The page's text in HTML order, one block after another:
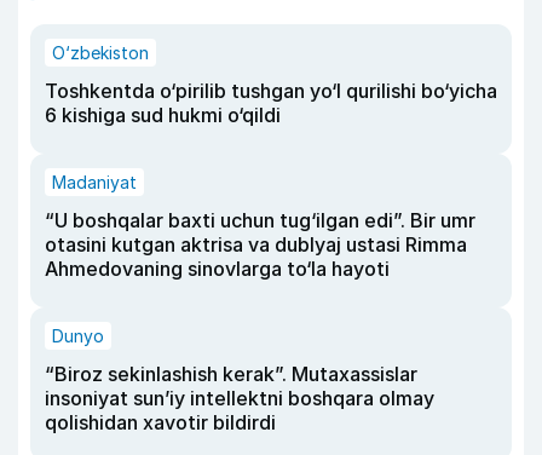
O‘zbekiston
Toshkentda o‘pirilib tushgan yo‘l qurilishi bo‘yicha
6 kishiga sud hukmi o‘qildi
Madaniyat
“U boshqalar baxti uchun tug‘ilgan edi”. Bir umr
otasini kutgan aktrisa va dublyaj ustasi Rimma
Ahmedovaning sinovlarga to‘la hayoti
Dunyo
“Biroz sekinlashish kerak”. Mutaxassislar
insoniyat sun’iy intellektni boshqara olmay
qolishidan xavotir bildirdi